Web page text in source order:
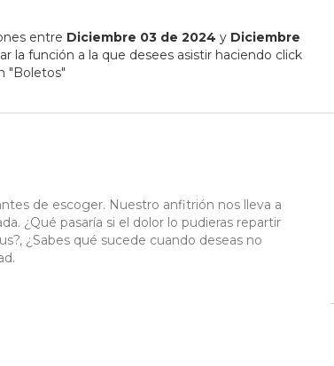
entre Diciembre 03de 2024 y Diciembre
la función a la que desees asistir haciendo click
"Boletos"
de escoger. Nuestro anfitrión nos lleva a
¿Qué pasaría si el dolor lo pudieras repartir
¿Sabes qué sucede cuando deseas no